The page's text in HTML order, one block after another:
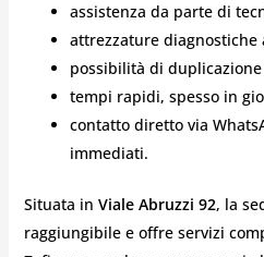
assistenza da parte di
attrezzature diagnostiche
possibilità di
tempi rapidi, spesso in
contatto diretto via
immediati.
Situata in Viale Abruzzi 92, la
raggiungibile e offre servizi